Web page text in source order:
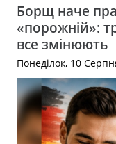
Борщ наче
«порожній»:
все змінюють
Понеділок, 10